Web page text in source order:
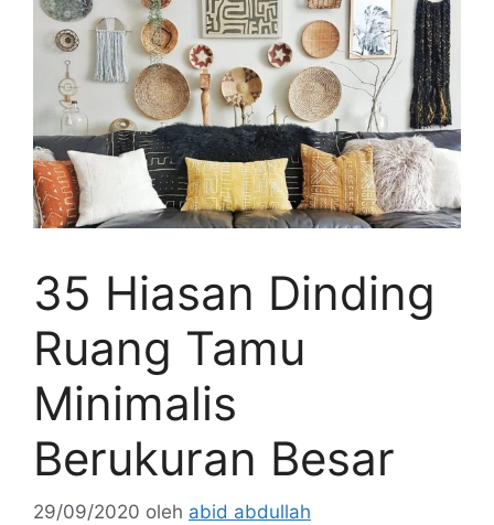
35 Hiasan Dinding
Ruang Tamu
Minimalis
Berukuran Besar
29/09/2020 oleh abid abdullah